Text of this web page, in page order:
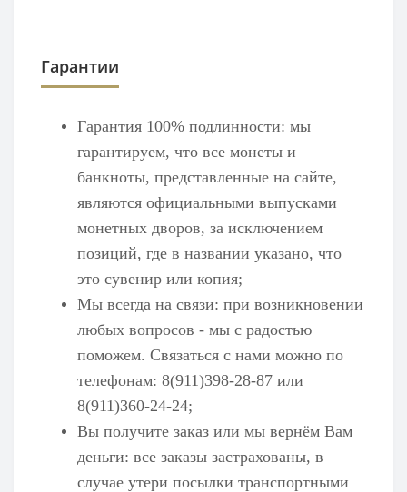
Гарантии
Гарантия 100% подлинности: мы
гарантируем, что все монеты и
банкноты, представленные на сайте,
являются официальными выпусками
монетных дворов, за исключением
позиций, где в названии указано, что
это сувенир или копия;
Мы всегда на связи: при возникновении
любых вопросов - мы с радостью
поможем. Связаться с нами можно по
телефонам: 8(911)398-28-87 или
8(911)360-24-24;
Вы получите заказ или мы вернём Вам
деньги: все заказы застрахованы, в
случае утери посылки транспортными